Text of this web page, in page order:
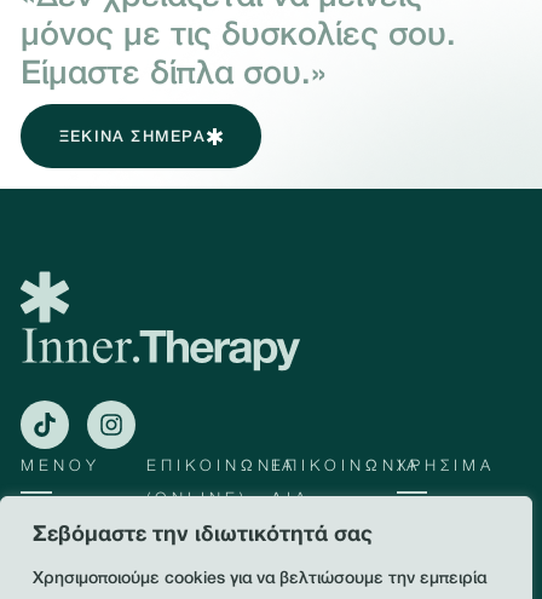
Σεβόμαστε την ιδιωτικότητά σας
Χρησιμοποιούμε cookies για να βελτιώσουμε την εμπειρία
μόνος με τις δυσκολίες σου.
Είμαστε δίπλα σου.»
ΞΕΚΙΝΑ ΣΗΜΕΡΑ
ΧΡΉΣΙΜΑ
Όροι &
ΜΕΝΟΥ
Online
Συνεδρίες
ΕΠΙΚΟΙΝΩΝΙΑ
(ONLINE)
+30 698 2050
143
ΕΠΙΚΟΙΝΩΝΙΑ
ΔΙΑ
ΖΏΣΗΣ:
Εγνατίας 64,